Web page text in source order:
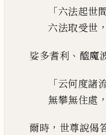
「六法起世
六法取受世 ，
娑多耆利 、 醯魔
「云何度諸
無攀無住處 ，
爾時 ， 世尊說偈